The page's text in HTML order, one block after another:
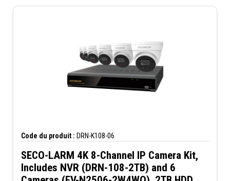
Code du produit : DRN-K108-06
SECO-LARM 4K 8-Channel IP Camera Kit,
Includes NVR (DRN-108-2TB) and 6